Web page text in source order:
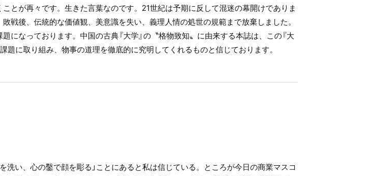
とが再々です。生きた言葉なのです。21世紀は予期に反して混迷の幕開けでありま
戦後、伝統的な価値観、美意識を失い、義理人情の処世の規範まで放棄しました。
になっております。中国の古典『大学』の〝格物致知〟に由来する本誌は、この『大
題に取り組み、物事の道理を徹底的に究明してくれるものと信じております。
洗い、心の鑿で顔を彫る」ことにあると私は信じている。ところが今日の商業マスコ